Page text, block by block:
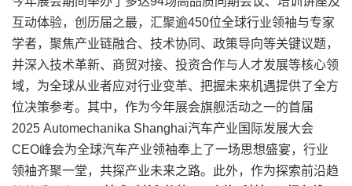
互动体验，创历届之最，汇聚逾450位全球行业领袖与专家
学者，聚焦产业链融合、技术协同、政策导向等关键议题，
并深入技术革新、商贸对接、投资合作与人才发展等核心领
域，为全球从业者应对行业变革、把握未来机遇提供了全方
位决策参考。其中，作为今年展会旗舰活动之一的首届
2025 Automechanika Shanghai汽车产业国际发展大会
CEO峰会为全球汽车产业领袖奉上了一场思想盛宴，行业
领袖齐聚一堂，共探产业未来之路。此外，作为探索前沿趋